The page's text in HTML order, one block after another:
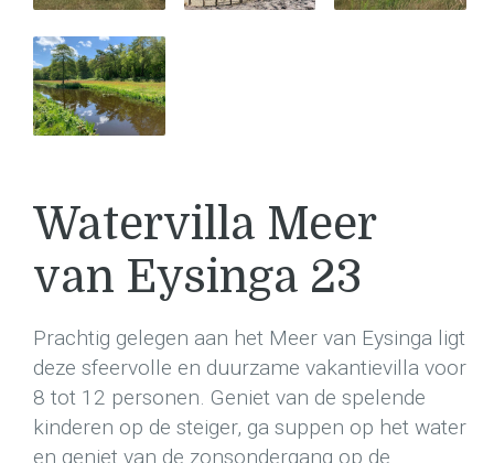
Watervilla Meer
van Eysinga 23
Prachtig gelegen aan het Meer van Eysinga ligt
deze sfeervolle en duurzame vakantievilla voor
8 tot 12 personen. Geniet van de spelende
kinderen op de steiger, ga suppen op het water
en geniet van de zonsondergang op de